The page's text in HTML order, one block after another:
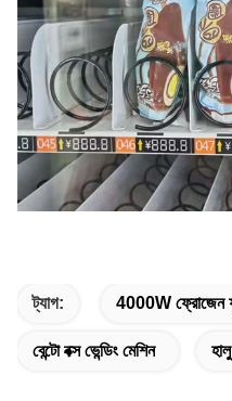
ট্যাগ: 4000W ফ্রোজেন
বেন্টো বক্স ভেন্ডিং মেশিন